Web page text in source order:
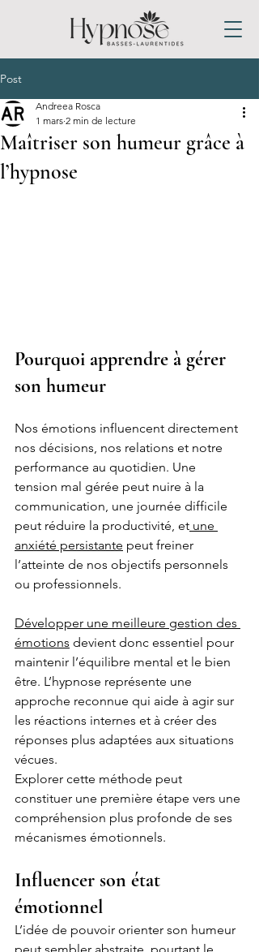
Post
Maîtriser son humeur grâce à
l’hypnose
Andreea Rosca
1 mars 2 min de lecture
Pourquoi apprendre à gérer
son humeur
Nos émotions influencent directement
nos décisions, nos relations et notre
performance au quotidien. Une
tension mal gérée peut nuire à la
communication, une journée difficile
peut réduire la productivité, et une
anxiété persistante peut freiner
l’atteinte de nos objectifs personnels
ou professionnels.
Développer une meilleure gestion des
émotions devient donc essentiel pour
maintenir l’équilibre mental et le bien
être. L’hypnose représente une
approche reconnue qui aide à agir sur
les réactions internes et à créer des
réponses plus adaptées aux situations
vécues.
Explorer cette méthode peut
constituer une première étape vers une
compréhension plus profonde de ses
mécanismes émotionnels.
Influencer son état
émotionnel
L’idée de pouvoir orienter son humeur